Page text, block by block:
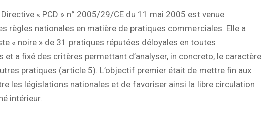
« PCD » n° 2005/29/CE du 11 mai 2005 est venue
règles nationales en matière de pratiques commerciales. Elle a
« noire » de 31 pratiques réputées déloyales en toutes
et a fixé des critères permettant d’analyser, in concreto, le caractère
pratiques (article 5). L’objectif premier était de mettre fin aux
les législations nationales et de favoriser ainsi la libre circulation
intérieur.